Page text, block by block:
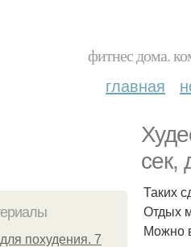
фитнес дома.
главная
сек,
похудения. 7
Таких
Отдых
Можно